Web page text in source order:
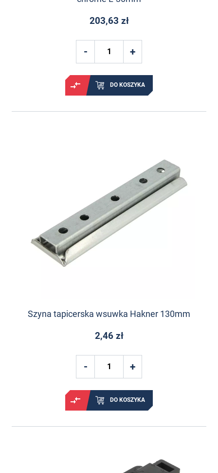
203,63 zł
DO KOSZYKA
Szyna tapicerska wsuwka Hakner 130mm
2,46 zł
DO KOSZYKA